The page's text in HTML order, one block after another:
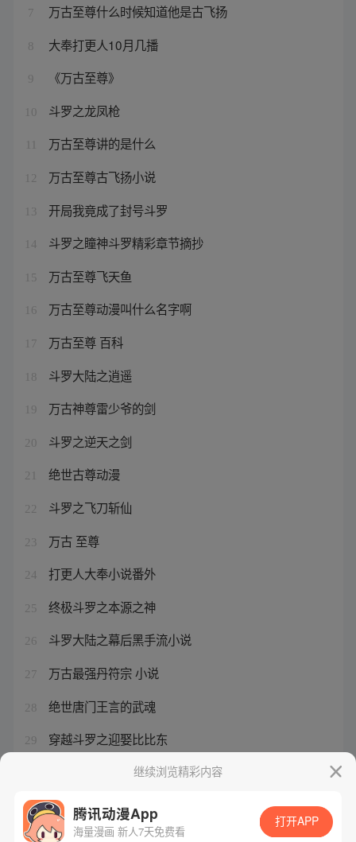
7 万古至尊什么时候知道他是古飞扬
8 大奉打更人10月几播
9 《万古至尊》
10 斗罗之龙凤枪
万古至尊讲的是什么
12 万古至尊古飞扬小说
13 开局我竟成了封号斗罗
14 斗罗之瞳神斗罗精彩章节摘抄
15 万古至尊飞天鱼
16 万古至尊动漫叫什么名字啊
17 万古至尊 百科
18 斗罗大陆之逍遥
19 万古神尊雷少爷的剑
20 斗罗之逆天之剑
21 绝世古尊动漫
22 斗罗之飞刀斩仙
23 万古 至尊
24 打更人大奉小说番外
25 终极斗罗之本源之神
26 斗罗大陆之幕后黑手流小说
27 万古最强丹符宗 小说
28 绝世唐门王言的武魂
29 穿越斗罗之迎娶比比东
斗罗之封号剑仙免费阅读继续浏览精彩内容
腾讯动漫App
海量漫画 新人7天免费看
打开APP